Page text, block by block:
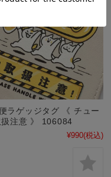
ラゲッジタグ 《 チュー
扱注意 》 106084
¥990(税込)